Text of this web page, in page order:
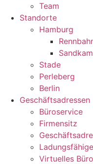
Team
Standorte
Hamburg
Stade
Perleberg
Berlin
Geschäftsadressen
Büroservice
Firmensitz
Virtuelles Büro